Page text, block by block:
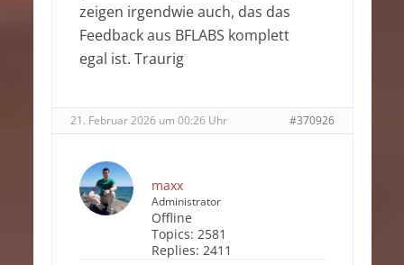
zeigen irgendwie auch, das das
Feedback aus BFLABS komplett
egal ist. Traurig
21. Februar 2026 um 00:26 Uhr #370926
maxx
Administrator
Offline
Topics: 2581
Replies: 2411